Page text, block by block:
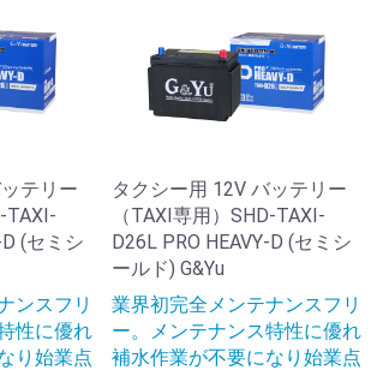
テリー
TAXI-
(セミシ
ンスフリ
性に優れ
り始業点
タクシー用 12V バッテリー
（TAXI専用）SHD-TAXI-
D26L PRO HEAVY-D (セミシ
ールド) G&Yu
業界初完全メンテナンスフリ
ー。メンテナンス特性に優れ
補水作業が不要になり始業点